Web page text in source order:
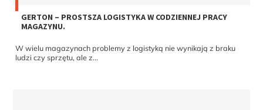
GERTON – PROSTSZA LOGISTYKA W CODZIENNEJ PRACY
MAGAZYNU.
W wielu magazynach problemy z logistyką nie wynikają z braku
ludzi czy sprzętu, ale z...